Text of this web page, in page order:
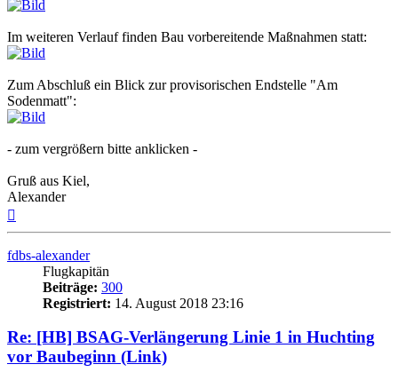
Im weiteren Verlauf finden Bau vorbereitende Maßnahmen statt:
Zum Abschluß ein Blick zur provisorischen Endstelle "Am
Sodenmatt":
- zum vergrößern bitte anklicken -
Gruß aus Kiel,
Alexander
fdbs-alexander
Flugkapitän
Beiträge: 300
Registriert: 14. August 2018 23:16
Re: [HB] BSAG-Verlängerung Linie 1 in Huchting
vor Baubeginn (Link)